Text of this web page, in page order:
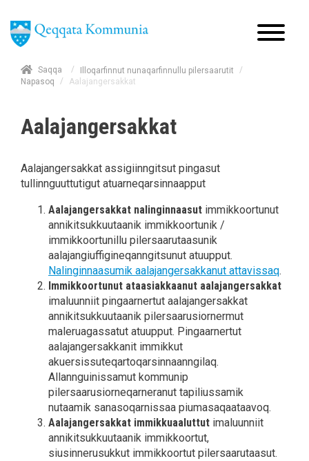
Saqqa / Illoqarfinnut nunaqarfinnullu pilersaarutit
/
Napasoq
/ Aalajangersakkat
Aalajangersakkat
Aalajangersakkat assigiinngitsut pingasut
tullinnguuttutigut atuarneqarsinnaapput
Aalajangersakkat nalinginnaasut immikkoortunut
annikitsukkuutaanik immikkoortunik /
immikkoortunillu pilersaarutaasunik
aalajangiuffigineqanngitsunut atuupput.
Nalinginnaasumik aalajangersakkanut attavissaq.
Immikkoortunut ataasiakkaanut aalajangersakkat
imaluunniit pingaarnertut aalajangersakkat
annikitsukkuutaanik pilersaarusiornermut
maleruagassatut atuupput. Pingaarnertut
aalajangersakkanit immikkut
akuersissuteqartoqarsinnaanngilaq.
Allannguinissamut kommunip
pilersaarusiorneqarneranut tapiliussamik
nutaamik sanasoqarnissaa piumasaqaataavoq.
Aalajangersakkat immikkuaaluttut imaluunniit
annikitsukkuutaanik immikkoortut,
siusinnerusukkut immikkoortut pilersaarutaasut.